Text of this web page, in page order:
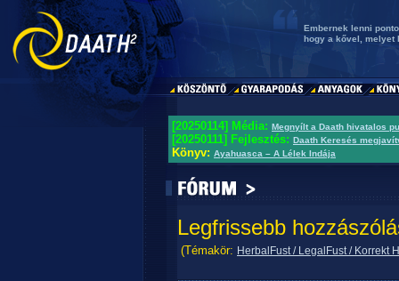
Embernek lenni
hogy a kővel, melyet
[20250114] Média: Megnyílt a Daath hivatalos
[20250111] Fejlesztés: Daath Keresés
Könyv: Ayahuasca – A Lélek Indája
Legfrissebb
(Témakör: HerbalFust / LegalFust / Korrekt